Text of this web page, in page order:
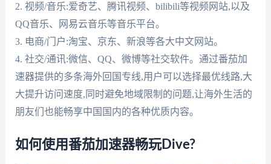
2. 视频/音乐:爱奇艺、腾讯视频、bilibili等视频网站,以及
QQ音乐、网易云音乐等音乐平台。
3. 电商/门户:淘宝、京东、新浪等各大中文网站。
4. 社交/通讯:微信、QQ、微博等社交软件。通过番茄加
速器提供的多条海外回国专线,用户可以选择最优线路,大
大提升访问速度,同时避免地域限制的问题,让海外生活的
朋友们也能畅享中国国内的各种优质内容。
如何使用番茄加速器畅玩Dive?